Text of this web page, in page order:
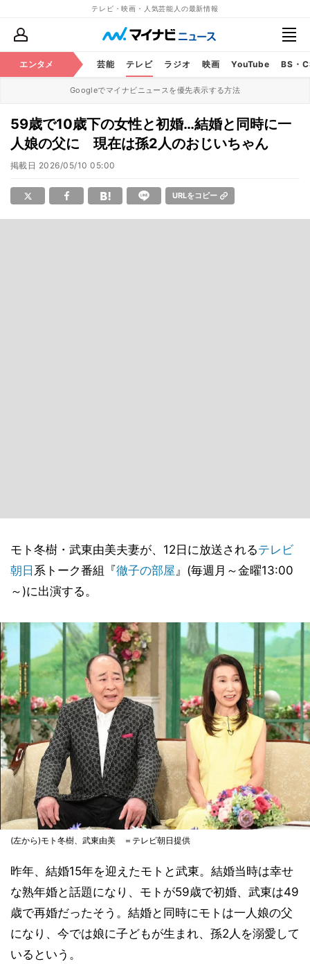
テレビ・映画・人気芸能人の最新情報
エンタメ 芸能 テレビ ラジオ 映画 YouTube BS・
Googleでマイナビニュースを優先表示する方法
59歳で10歳下の女性と初婚…結婚と同時に一
人娘の父に 現在は孫2人のおじいちゃん
掲載日 2026/05/10 05:00
URLをコピー
モト冬樹・武東由美夫妻が、12日に放送されるテレビ
朝日 系トーク番組『徹子の部屋』(毎週月～金曜13:00
～)に出演する。
(左から)モト冬樹、武東由美 ＝テレビ朝日提供
昨年、結婚15年を迎えたモトと武東。結婚当時は幸せ
な熟年婚と話題になり、モトが59歳で初婚、武東は49
歳で再婚だったそう。結婚と同時にモトは一人娘の父
になり、今では娘に子どもが生まれ、孫2人を溺愛して
いるという。